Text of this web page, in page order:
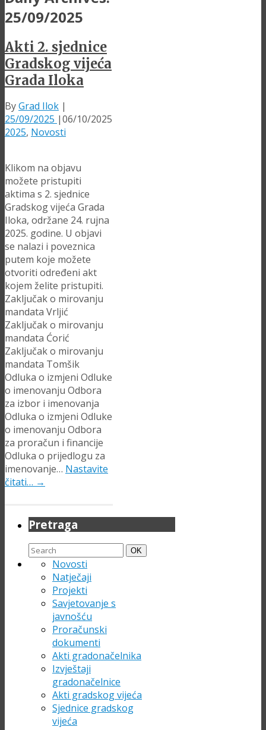
25/09/2025
Akti 2. sjednice
Gradskog vijeća
Grada Iloka
ByGrad Ilok |
25/09/2025 |06/10/2025
2025, Novosti
Klikom na objavu
možete pristupiti
aktima s 2. sjednice
Gradskog vijeća Grada
Iloka, održane 24. rujna
2025. godine. U objavi
se nalazi i poveznica
putem koje možete
otvoriti određeni akt
kojem želite pristupiti.
Zaključak o mirovanju
mandata Vrljić
Zaključak o mirovanju
mandata Ćorić
Zaključak o mirovanju
mandata Tomšik
Odluka o izmjeni Odluke
o imenovanju Odbora
za izbor i imenovanja
Odluka o izmjeni Odluke
o imenovanju Odbora
za proračun i financije
Odluka o prijedlogu za
imenovanje… Nastavite
čitati… →
Pretraga
Search
for:
Search
OK
Novosti
Natječaji
Projekti
Savjetovanje s
javnošću
Proračunski
dokumenti
Akti gradonačelnika
Izvještaji
gradonačelnice
Akti gradskog vijeća
Sjednice gradskog
vijeća